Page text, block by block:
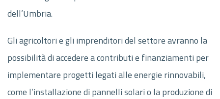
dell’Umbria.
Gli agricoltori e gli imprenditori del settore avranno la
possibilità di accedere a contributi e finanziamenti per
implementare progetti legati alle energie rinnovabili,
come l’installazione di pannelli solari o la produzione di